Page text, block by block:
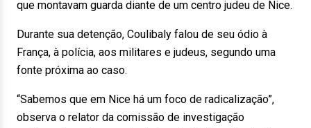
que montavam guarda diante de um centro judeu de Nice.
Durante sua detenção, Coulibaly falou de seu ódio à
França, à polícia, aos militares e judeus, segundo uma
fonte próxima ao caso.
“Sabemos que em Nice há um foco de radicalização”,
observa o relator da comissão de investigação